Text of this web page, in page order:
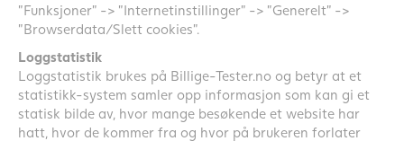
”Funksjoner” -> ”Internetinstillinger” -> ”Generelt” ->
”Browserdata/Slett cookies”.
Loggstatistik
Loggstatistik brukes på Billige-Tester.no og betyr at et
statistikk-system samler opp informasjon som kan gi et
statisk bilde av, hvor mange besøkende et website har
hatt, hvor de kommer fra og hvor på brukeren forlater